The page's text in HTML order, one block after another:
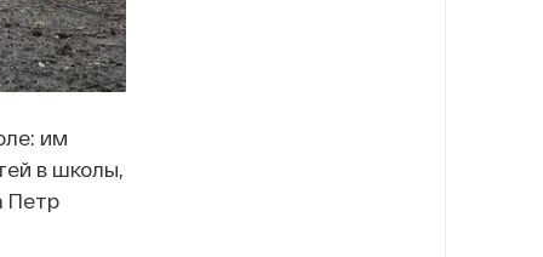
им
в школы,
Петр